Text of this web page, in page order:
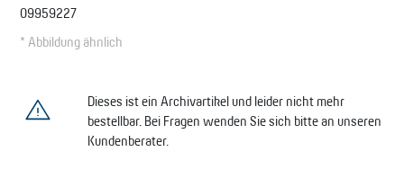
09959227
* Abbildung ähnlich
Dieses ist ein Archivartikel und leider nicht mehr
bestellbar. Bei Fragen wenden Sie sich bitte an unseren
Kundenberater.